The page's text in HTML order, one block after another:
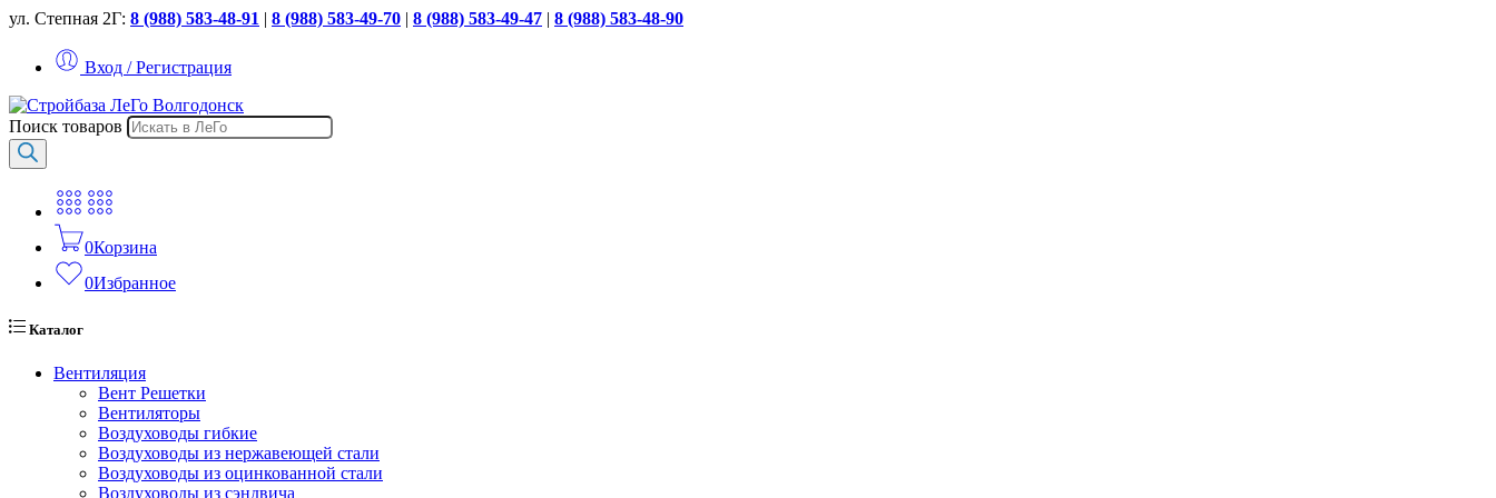
ул. Степная 2Г: 8 (988) 583-48-91 | 8 (988) 583-49-70 | 8 (988) 583-49-47 | 8 (988) 583-48-90
Вход / Регистрация
Поиск товаров
0Корзина
0Избранное
Каталог
Вентиляция
Вент Решетки
Вентиляторы
Воздуховоды гибкие
Воздуховоды из нержавеющей стали
Воздуховоды из оцинкованной стали
Воздуховоды из сэндвича